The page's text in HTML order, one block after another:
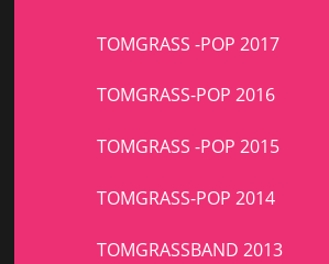
TOMGRASS -POP 2017
TOMGRASS-POP 2016
TOMGRASS -POP 2015
TOMGRASS-POP 2014
TOMGRASSBAND 2013